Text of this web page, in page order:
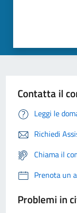
Contatta il
Leggi le
Richiedi
Chiama il
Prenota un
Problemi in